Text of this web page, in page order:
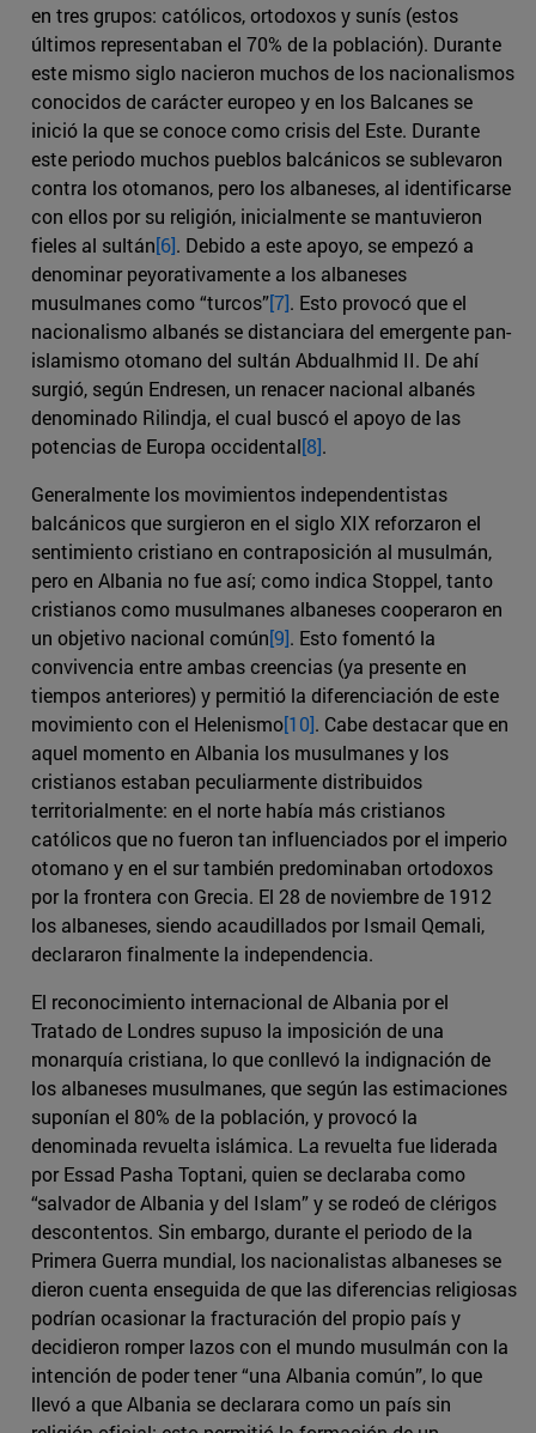
en tres grupos: católicos, ortodoxos y sunís (estos
últimos representaban el 70% de la población). Durante
este mismo siglo nacieron muchos de los nacionalismos
conocidos de carácter europeo y en los Balcanes se
inició la que se conoce como crisis del Este. Durante
este periodo muchos pueblos balcánicos se sublevaron
contra los otomanos, pero los albaneses, al identificarse
con ellos por su religión, inicialmente se mantuvieron
fieles al sultán[6]. Debido a este apoyo, se empezó a
denominar peyorativamente a los albaneses
musulmanes como “turcos”[7]. Esto provocó que el
nacionalismo albanés se distanciara del emergente pan-
islamismo otomano del sultán Abdualhmid II. De ahí
surgió, según Endresen, un renacer nacional albanés
denominado Rilindja, el cual buscó el apoyo de las
potencias de Europa occidental[8].
Generalmente los movimientos independentistas
balcánicos que surgieron en el siglo XIX reforzaron el
sentimiento cristiano en contraposición al musulmán,
pero en Albania no fue así; como indica Stoppel, tanto
cristianos como musulmanes albaneses cooperaron en
un objetivo nacional común[9]. Esto fomentó la
convivencia entre ambas creencias (ya presente en
tiempos anteriores) y permitió la diferenciación de este
movimiento con el Helenismo[10]. Cabe destacar que en
aquel momento en Albania los musulmanes y los
cristianos estaban peculiarmente distribuidos
territorialmente: en el norte había más cristianos
católicos que no fueron tan influenciados por el imperio
otomano y en el sur también predominaban ortodoxos
por la frontera con Grecia. El 28 de noviembre de 1912
los albaneses, siendo acaudillados por Ismail Qemali,
declararon finalmente la independencia.
El reconocimiento internacional de Albania por el
Tratado de Londres supuso la imposición de una
monarquía cristiana, lo que conllevó la indignación de
los albaneses musulmanes, que según las estimaciones
suponían el 80% de la población, y provocó la
denominada revuelta islámica. La revuelta fue liderada
por Essad Pasha Toptani, quien se declaraba como
“salvador de Albania y del Islam” y se rodeó de clérigos
descontentos. Sin embargo, durante el periodo de la
Primera Guerra mundial, los nacionalistas albaneses se
dieron cuenta enseguida de que las diferencias religiosas
podrían ocasionar la fracturación del propio país y
decidieron romper lazos con el mundo musulmán con la
intención de poder tener “una Albania común”, lo que
llevó a que Albania se declarara como un país sin